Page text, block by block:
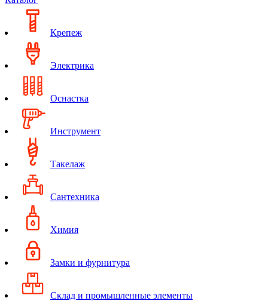
Крепеж
Электрика
Оснастка
Инструмент
Такелаж
Сантехника
Химия
Замки и фурнитура
Склад и промышленные элементы